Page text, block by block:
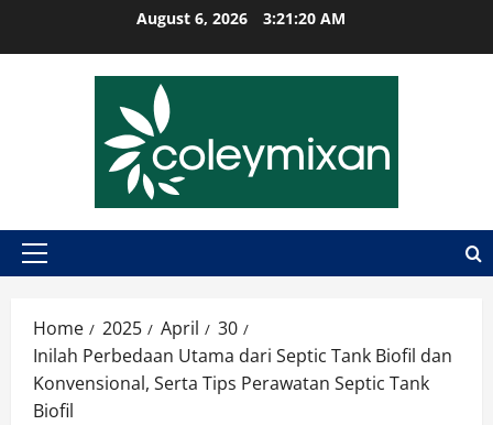
August 6, 2026 3:21:21 AM
Primary
Home 2025 April
30
Inilah Perbedaan Utama dari Septic Tank Biofil dan
Konvensional, Serta Tips Perawatan Septic Tank
Biofil